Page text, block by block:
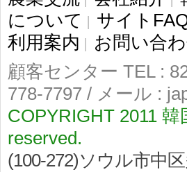
について | サイト
利用案内 | お問い合
顧客センター TEL :
778-7797 / メール :
COPYRIGHT 2011
reserved.
(100-272)ソウル市中